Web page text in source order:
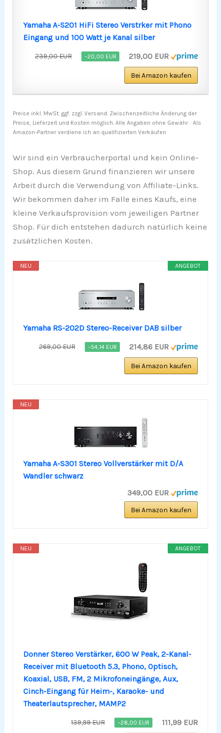
Yamaha A-S201 HiFi Stereo Verstrker mit Phono
Eingang und 100 Watt je Kanal silber
239,00 EUR −20,00 EUR 219,00 EUR
Bei Amazon kaufen
Preise inkl. MwSt. ggf. zzgl. Versand. Zwischenzeitliche Änderung der
Preise, Lieferzeit und Kosten möglich. Alle Angaben ohne Gewähr. · Als
Amazon-Partner verdiene ich an qualifizierten Verkäufen
Wir sind ein Verbraucherportal und kein Online-
Shop. Aus diesem Grund finanzieren wir unsere
Arbeit durch die Verwendung von Affiliate-Links.
Wir bekommen daher im Falle eines Kaufs, eine
kleine Verkaufsprovision vom jeweiligen Partner
Shop. Für dich entstehen dadurch natürlich keine
zusätzlichen Kosten.
ANGEBOT
NEU
Yamaha RS-202D Stereo-Receiver DAB silber
269,00 EUR −54,14 EUR 214,86 EUR
Bei Amazon kaufen
NEU
Yamaha A-S301 Stereo Vollverstärker mit D/A
Wandler schwarz
349,00 EUR
Bei Amazon kaufen
ANGEBOT
NEU
Donner Stereo Verstärker, 600 W Peak, 2-Kanal-
Receiver mit Bluetooth 5.3, Phono, Optisch,
Koaxial, USB, FM, 2 Mikrofoneingänge, Aux,
Cinch-Eingang für Heim-, Karaoke- und
Theaterlautsprecher, MAMP2
139,99 EUR −28,00 EUR 111,99 EUR